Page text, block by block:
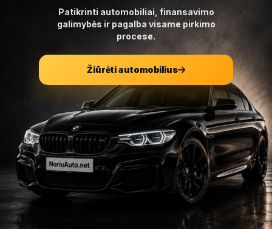
Patikrinti automobiliai, finansavimo
galimybės ir pagalba visame pirkimo
procese.
Žiūrėti automobilius